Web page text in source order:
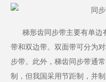
梯形齿同步带主要有单边
带和双边带。双面带可分为
步带。此外，梯齿同步带通
制，但我国采用节距制，并